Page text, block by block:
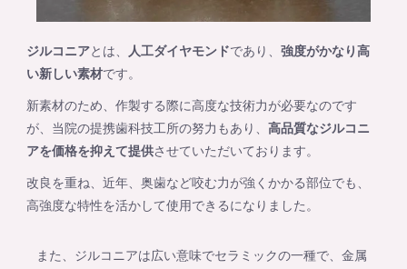
ジルコニアとは、 人工ダイヤモンドであり、 強度がかなり高
い新しい素材です。
新素材のため、作製する際に高度な技術力が必要なのです
が、当院の提携歯科技工所の努力もあり、 高品質なジルコニ
アを価格を抑えて提供させていただいております。
改良を重ね、近年、奥歯など咬む力が強くかかる部位でも、
高強度な特性を活かして使用できるになりました。
また、ジルコニアは広い意味でセラミックの一種で、金属